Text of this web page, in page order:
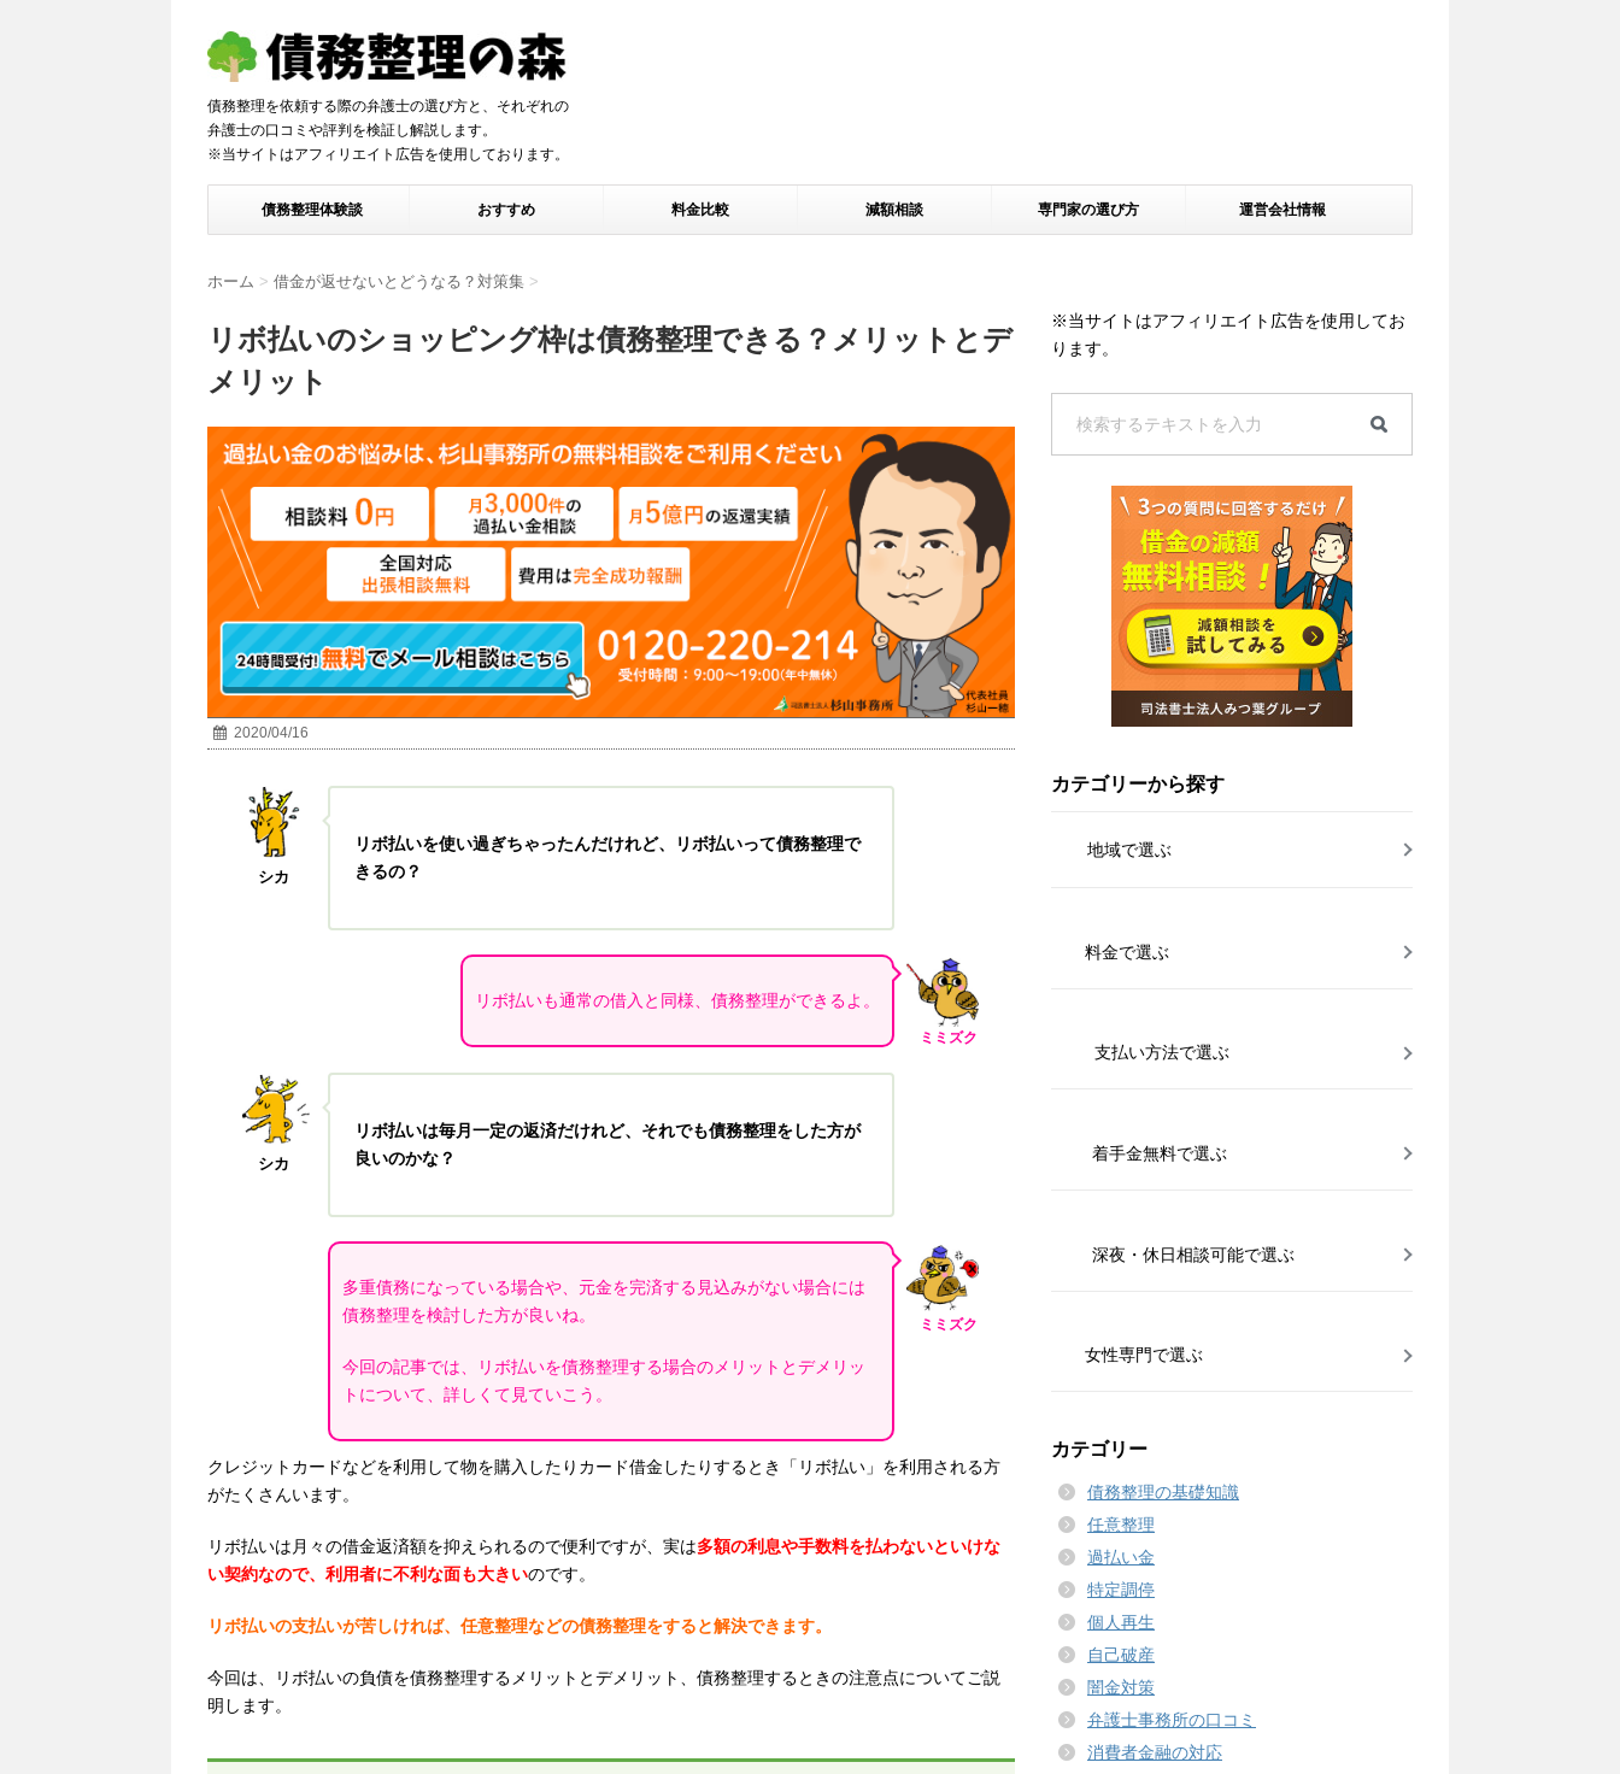
債務整理を依頼する際の弁護士の選び方と、それぞれの
弁護士の口コミや評判を検証し解説します。
※当サイトはアフィリエイト広告を使用しております。
債務整理体験談 おすすめ 料金比較 減額相談 専門家の選び方 運営会社情報
ホーム > 借金が返せないとどうなる？対策集 >
リボ払いのショッピング枠は債務整理できる？メリットとデ
メリット
2020/04/16
シカ
リボ払いを使い過ぎちゃったんだけれど、リボ払いって債務整理で
きるの？
ミミズク
リボ払いも通常の借入と同様、債務整理ができるよ。
シカ
リボ払いは毎月一定の返済だけれど、それでも債務整理をした方が
良いのかな？
ミミズク
多重債務になっている場合や、元金を完済する見込みがない場合には
債務整理を検討した方が良いね。
今回の記事では、リボ払いを債務整理する場合のメリットとデメリッ
トについて、詳しくて見ていこう。
クレジットカードなどを利用して物を購入したりカード借金したりするとき「リボ払い」を利用される方
がたくさんいます。
リボ払いは月々の借金返済額を抑えられるので便利ですが、実は多額の利息や手数料を払わないといけな
い契約なので、利用者に不利な面も大きいのです。
リボ払いの支払いが苦しければ、任意整理などの債務整理をすると解決できます。
今回は、リボ払いの負債を債務整理するメリットとデメリット、債務整理するときの注意点についてご説
明します。
※当サイトはアフィリエイト広告を使用してお
ります。
カテゴリーから探す
地域で選ぶ
料金で選ぶ
支払い方法で選ぶ
着手金無料で選ぶ
深夜・休日相談可能で選ぶ
女性専門で選ぶ
カテゴリー
債務整理の基礎知識
任意整理
過払い金
特定調停
個人再生
自己破産
闇金対策
弁護士事務所の口コミ
消費者金融の対応